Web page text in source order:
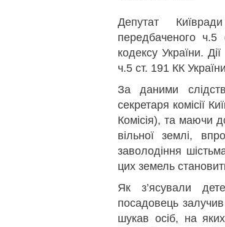
Депутат
передбаченого
кодексу України.
ч.5 ст. 191 КК
За даними
секретаря комісії
Комісія), та маючи
вільної землі,
заволодіння
цих земель
Як з’ясували
посадовець
шукав осіб, на